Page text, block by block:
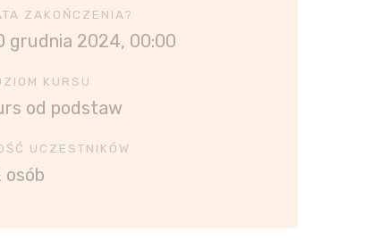
ZAKOŃCZENIA?
grudnia 2024, 00:00
KURSU
od podstaw
UCZESTNIKÓW
osób